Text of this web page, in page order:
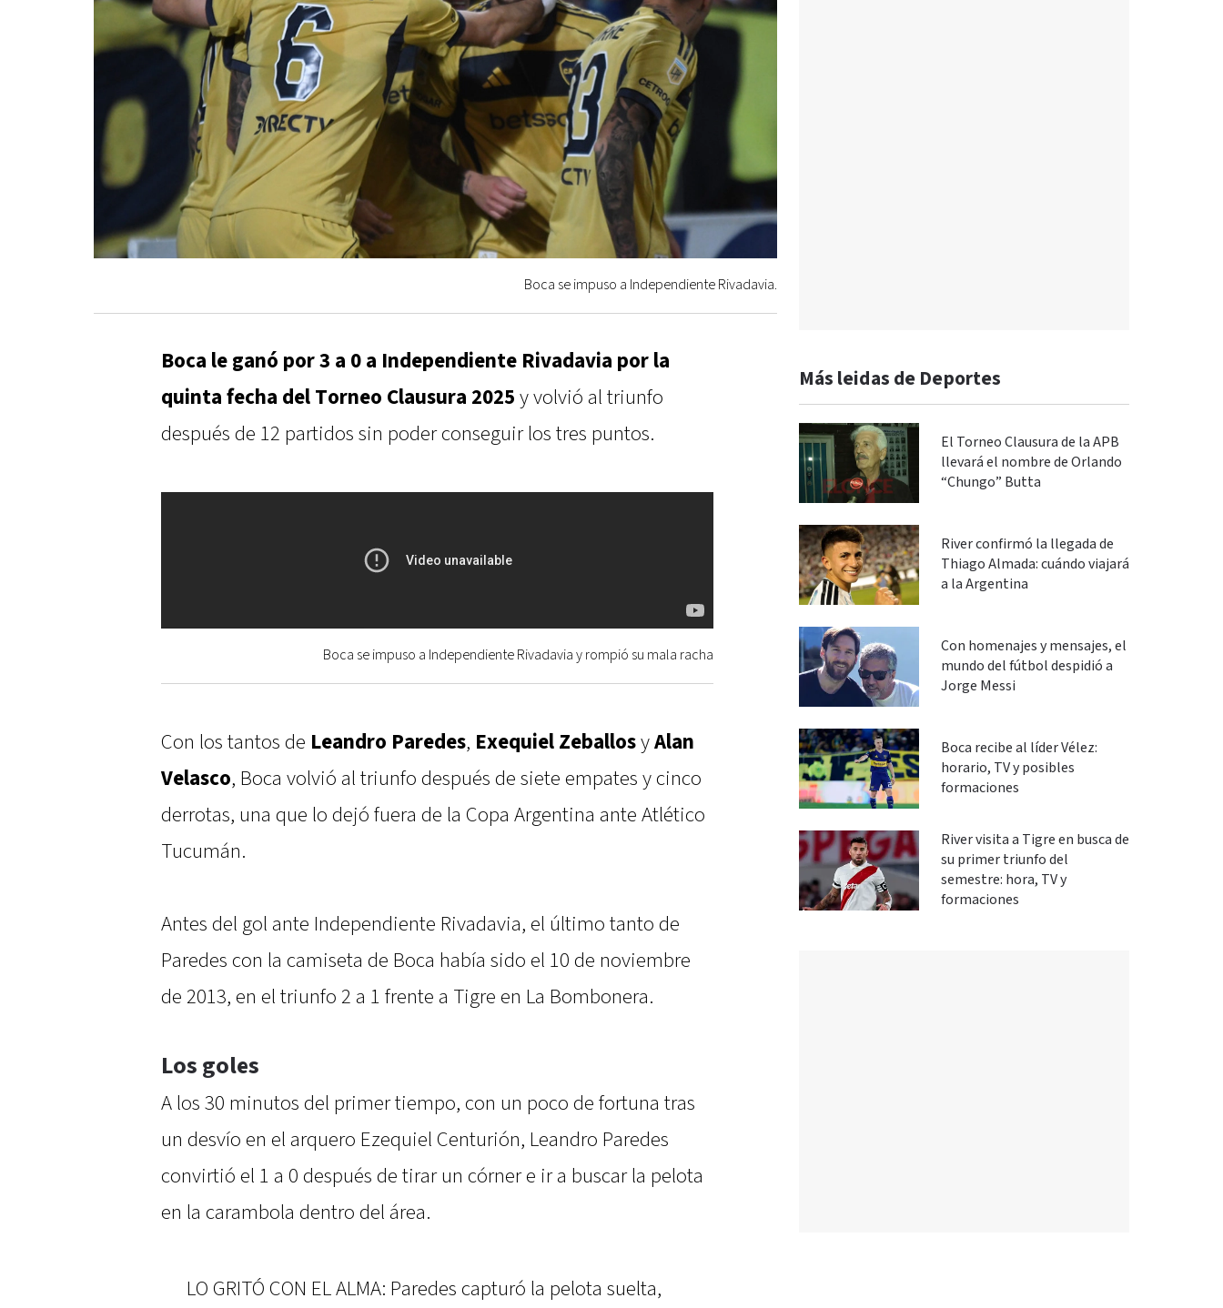
Boca se impuso a Independiente Rivadavia.
Boca le ganó por 3 a 0 a Independiente Rivadavia por la
quinta fecha del Torneo Clausura 2025 y volvió al triunfo
después de 12 partidos sin poder conseguir los tres puntos.
Boca se impuso a Independiente Rivadavia y rompió su mala racha
Con los tantos de Leandro Paredes, Exequiel ZeballosyAlan
Velasco, Boca volvió al triunfo después de siete empates y cinco
derrotas, una que lo dejó fuera de la Copa Argentina ante Atlético
Tucumán.
Antes del gol ante Independiente Rivadavia, el último tanto de
Paredes con la camiseta de Boca había sido el 10 de noviembre
de 2013, en el triunfo 2 a 1 frente a Tigre en La Bombonera.
Los goles
A los 30 minutos del primer tiempo, con un poco de fortuna tras
un desvío en el arquero Ezequiel Centurión, Leandro Paredes
convirtió el 1 a 0 después de tirar un córner e ir a buscar la pelota
en la carambola dentro del área.
LO GRITÓ CON EL ALMA: Paredes capturó la pelota suelta,
Más leidas de Deportes
El Torneo Clausura de la APB
llevará el nombre de Orlando
“Chungo” Butta
River confirmó la llegada de
Thiago Almada: cuándo viajará
a la Argentina
Con homenajes y mensajes, el
mundo del fútbol despidió a
Jorge Messi
Boca recibe al líder Vélez:
horario, TV y posibles
formaciones
River visita a Tigre en busca de
su primer triunfo del
semestre: hora, TV y
formaciones